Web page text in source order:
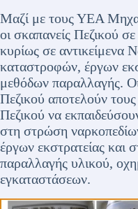
Μαζί με τους ΥΕΑ
οι σκαπανείς Πεζικού
κυρίως σε αντικείμενα
καταστροφών, έργων
μεθόδων παραλλαγής.
Πεζικού αποτελούν
Πεζικού να
στη στρώση
έργων εκστρατείας και
παραλλαγής υλικού,
εγκαταστάσεων.